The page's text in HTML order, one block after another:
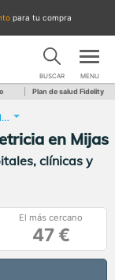
para tu compra
BUSCAR MENU
Plan de salud Fidelity
Consulta de Ginecología y obstetricia
en Mijas
clínicas y
El más cercano
47 €